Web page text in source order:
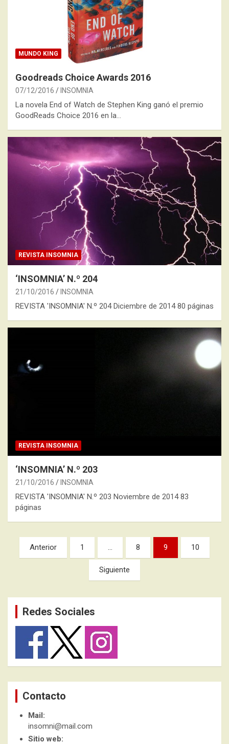
MUNDO KING
Goodreads Choice Awards 2016
07/12/2016 INSOMNIA
La novela End of Watch de Stephen King ganó el premio
GoodReads Choice 2016 en la…
REVISTA INSOMNIA
‘INSOMNIA’ N.º 204
21/10/2016 INSOMNIA
REVISTA 'INSOMNIA' N.º 204 Diciembre de 2014 80 páginas
REVISTA INSOMNIA
‘INSOMNIA’ N.º 203
21/10/2016 INSOMNIA
REVISTA 'INSOMNIA' N.º 203 Noviembre de 2014 83
páginas
Paginación
de
Anterior 1 … 8 9 10
Siguiente
Redes Sociales
Contacto
Mail:
insomni@mail.com
Sitio web: